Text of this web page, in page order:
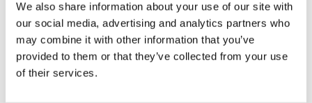
We also share information about your use of our site with
our social media, advertising and analytics partners who
may combine it with other information that you’ve
provided to them or that they’ve collected from your use
of their services.
1,870円(税込)